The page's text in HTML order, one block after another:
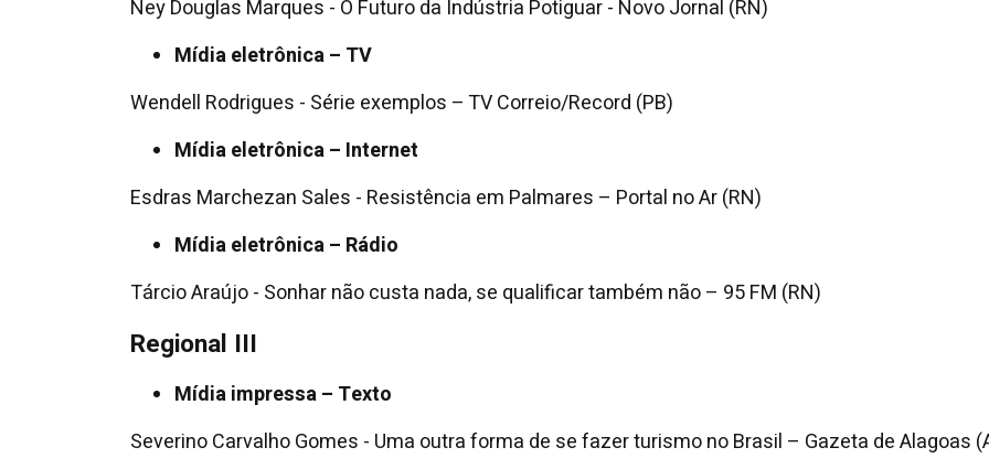
Ney Douglas Marques - O Futuro da Indústria Potiguar - Novo Jornal (RN)
Mídia eletrônica – TV
Wendell Rodrigues - Série exemplos – TV Correio/Record (PB)
Mídia eletrônica – Internet
Esdras Marchezan Sales - Resistência em Palmares – Portal no Ar (RN)
Mídia eletrônica – Rádio
Tárcio Araújo - Sonhar não custa nada, se qualificar também não – 95 FM (RN)
Regional III
Mídia impressa – Texto
Severino Carvalho Gomes - Uma outra forma de se fazer turismo no Brasil – Gazeta de Alagoas